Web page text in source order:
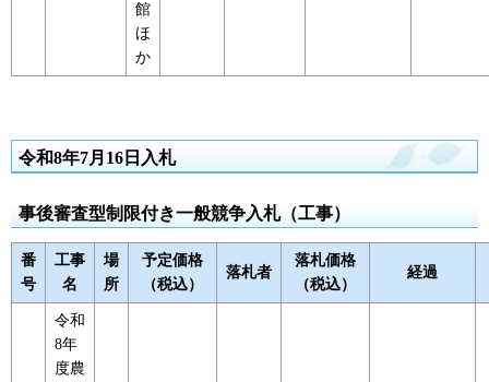
館
ほ
か
令和8年7月16日入札
事後審査型制限付き一般競争入札（工事）
番
号
工事
名
場
所
予定価格
（税込）
落札者
落札価格
（税込）
経過
令和
8年
度農